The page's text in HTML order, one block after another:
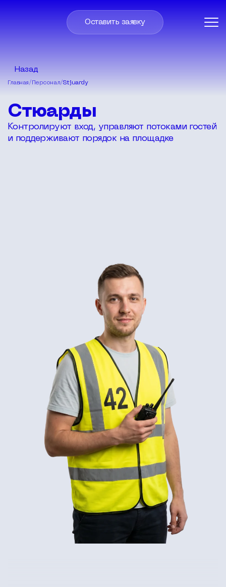
Оставить заявку
Назад
Главная/ Персонал/Stjuardy
Стюарды
Контролируют вход, управляют потоками гостей
и поддерживают порядок на площадке